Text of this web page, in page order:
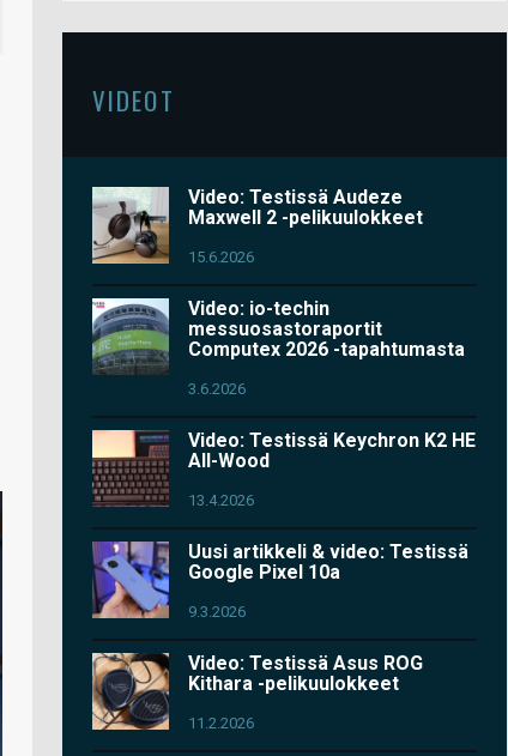
VIDEOT
Video: Testissä Audeze
Maxwell 2 -pelikuulokkeet
15.6.2026
Video: io-techin
messuosastoraportit
Computex 2026 -tapahtumasta
3.6.2026
Video: Testissä Keychron K2 HE
All-Wood
13.4.2026
Uusi artikkeli & video: Testissä
Google Pixel 10a
9.3.2026
Video: Testissä Asus ROG
Kithara -pelikuulokkeet
11.2.2026